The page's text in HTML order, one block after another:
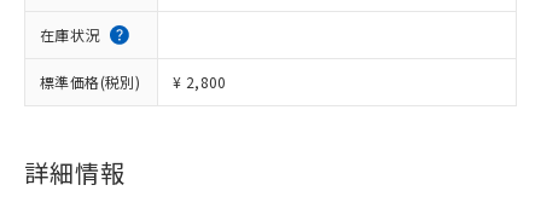
在庫状況
標準価格(税別) ¥ 2,800
詳細情報